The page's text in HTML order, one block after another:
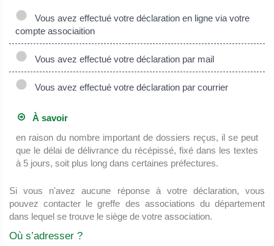
Vous avez effectué votre déclaration en ligne via votre
compte associaition
Vous avez effectué votre déclaration par mail
Vous avez effectué votre déclaration par courrier
À savoir
en raison du nombre important de dossiers reçus, il se peut
que le délai de délivrance du récépissé, fixé dans les textes
à 5 jours, soit plus long dans certaines préfectures.
Si vous n'avez aucune réponse à votre déclaration, vous
pouvez contacter le greffe des associations du département
dans lequel se trouve le siège de votre association.
Où s’adresser ?